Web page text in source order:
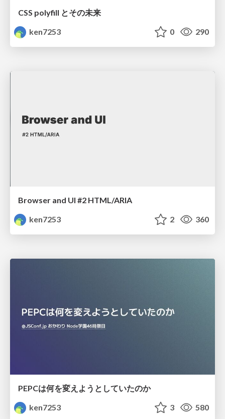
CSS polyfill とその未来
ken7253
0 290
Browser and UI #2 HTML/ARIA
ken7253
2 360
PEPCは何を変えようとしていたのか
ken7253
3 580